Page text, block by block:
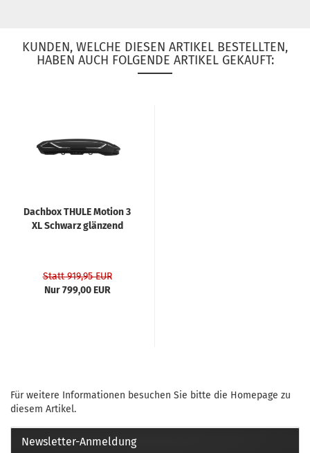
KUNDEN, WELCHE DIESEN ARTIKEL BESTELLTEN,
HABEN AUCH FOLGENDE ARTIKEL GEKAUFT:
Dachbox THULE Motion 3
XL Schwarz glänzend
Statt 919,95 EUR
Nur 799,00 EUR
Für weitere Informationen besuchen Sie bitte die Homepage zu
diesem Artikel.
Newsletter-Anmeldung